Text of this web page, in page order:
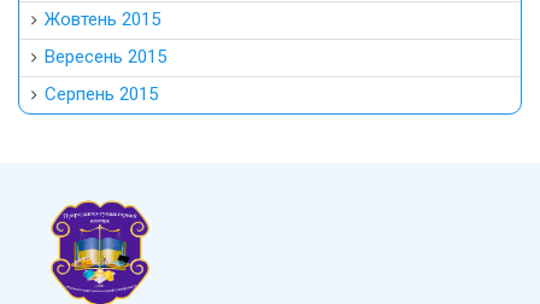
Жовтень 2015
Вересень 2015
Серпень 2015